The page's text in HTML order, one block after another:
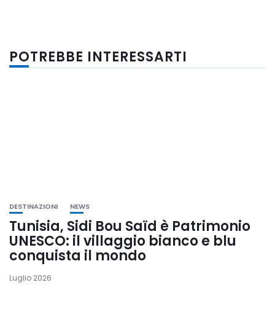
POTREBBE INTERESSARTI
DESTINAZIONI NEWS
Tunisia, Sidi Bou Saïd è Patrimonio
UNESCO: il villaggio bianco e blu
conquista il mondo
Luglio 2026